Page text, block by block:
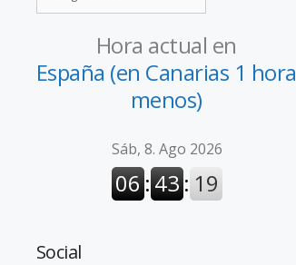
Hora actual en
España (en Canarias 1 hora
menos)
Social